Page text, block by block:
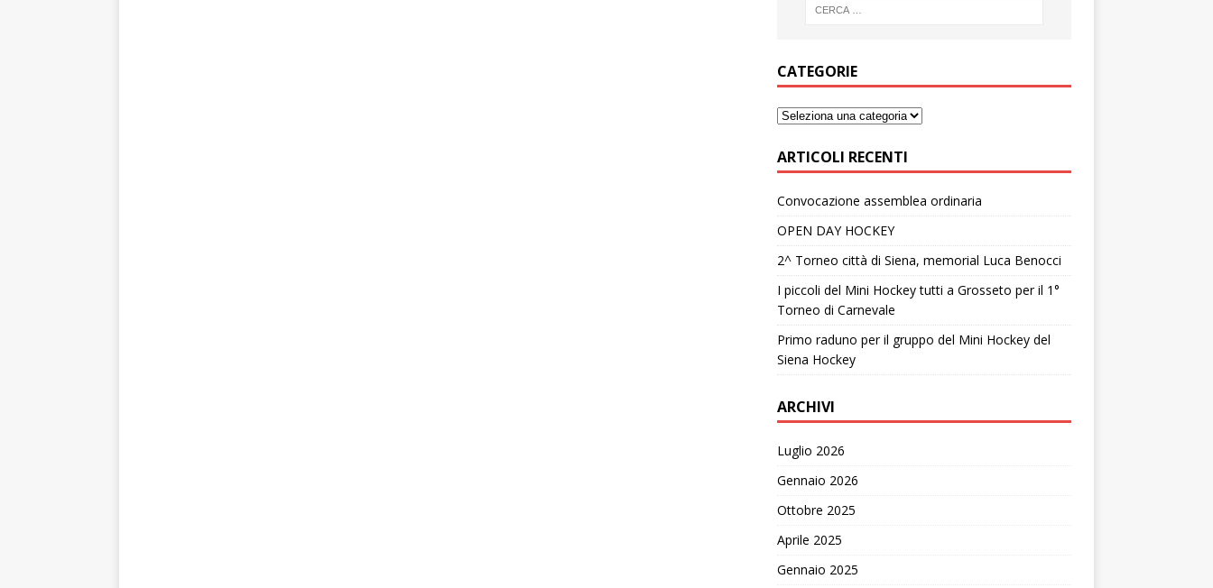
CATEGORIE
ARTICOLI RECENTI
Convocazione assemblea ordinaria
OPEN DAY HOCKEY
2^ Torneo città di Siena, memorial Luca Benocci
I piccoli del Mini Hockey tutti a Grosseto per il 1°
Torneo di Carnevale
Primo raduno per il gruppo del Mini Hockey del
Siena Hockey
ARCHIVI
Luglio 2026
Gennaio 2026
Ottobre 2025
Aprile 2025
Gennaio 2025